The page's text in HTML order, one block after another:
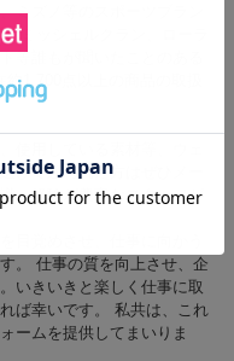
ミズノ等のスポーツブラン
ミッシェルクラン、ローラ
等誰もが聞いたことのある
1,700点以上の商品の取扱
びで迷われた方はぜひメー
・経験が豊富なスタッフが
目覚めさせ、仕事に向かう
。 仕事の質を向上させ、企
いきいきと楽しく仕事に取
ば幸いです。 私共は、これ
ームを提供してまいりま